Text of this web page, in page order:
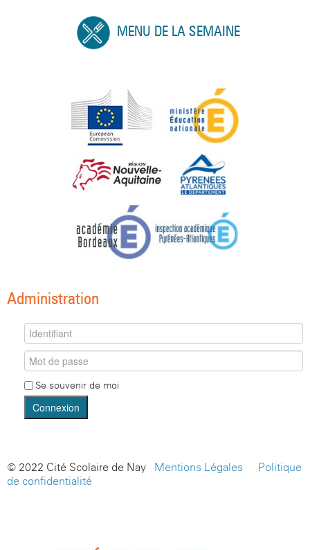
MENU DE LA SEMAINE
Administration
Se souvenir de moi
Connexion
© 2022 Cité Scolaire de Nay - Mentions Légales
Politique
de confidentialité